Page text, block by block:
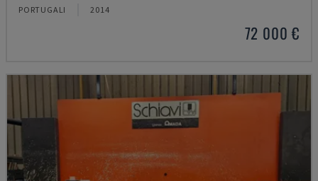
PORTUGALI 2014
72 000 €